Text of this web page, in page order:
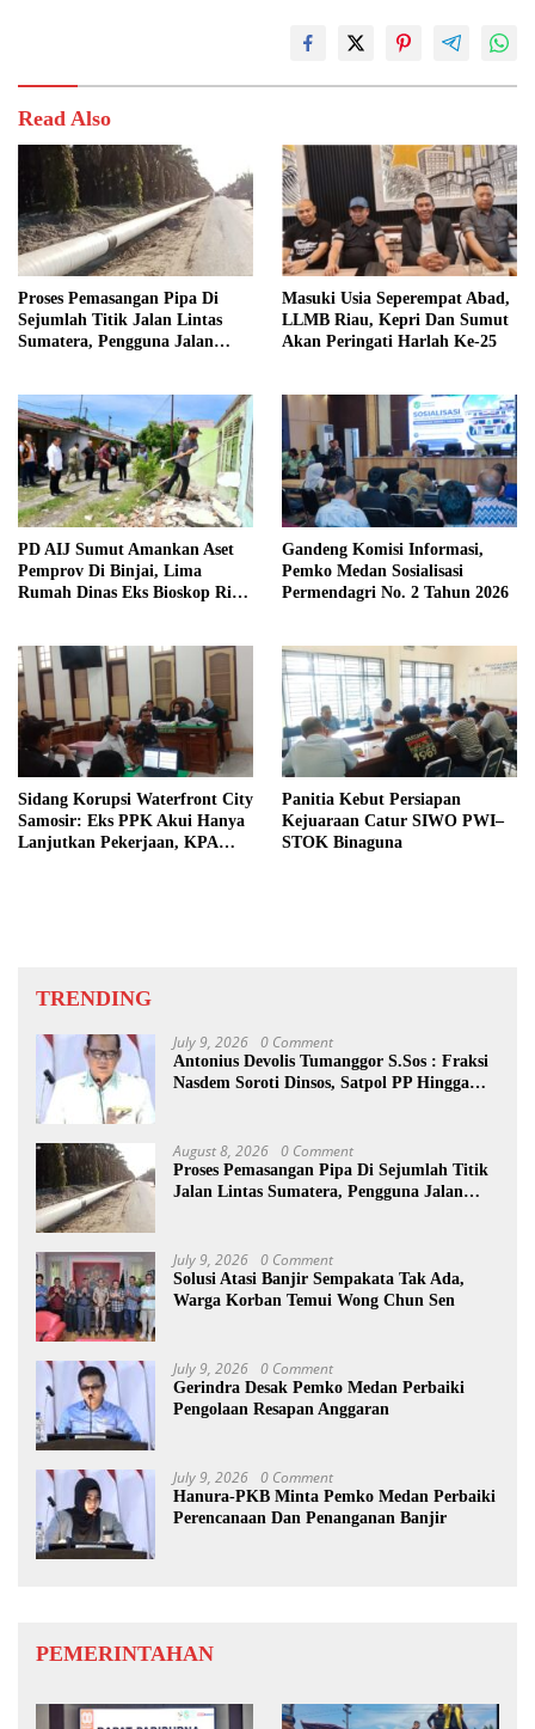
Read Also
Proses Pemasangan Pipa Di
Sejumlah Titik Jalan Lintas
Sumatera, Pengguna Jalan
Masuki Usia Seperempat Abad,
LLMB Riau, Kepri Dan Sumut
Akan Peringati Harlah Ke-25
PD AIJ Sumut Amankan Aset
Pemprov Di Binjai, Lima
Rumah Dinas Eks Bioskop Ria
Gandeng Komisi Informasi,
Pemko Medan Sosialisasi
Permendagri No. 2 Tahun 2026
Sidang Korupsi Waterfront City
Samosir: Eks PPK Akui Hanya
Lanjutkan Pekerjaan, KPA
Panitia Kebut Persiapan
Kejuaraan Catur SIWO PWI–
STOK Binaguna
TRENDING
July 9, 2026 0 Comment
Antonius Devolis Tumanggor S.Sos : Fraksi
Nasdem Soroti Dinsos, Satpol PP Hingga
August 8, 2026 0 Comment
Proses Pemasangan Pipa Di Sejumlah Titik
Jalan Lintas Sumatera, Pengguna Jalan
July 9, 2026 0 Comment
Solusi Atasi Banjir Sempakata Tak Ada,
Warga Korban Temui Wong Chun Sen
July 9, 2026 0 Comment
Gerindra Desak Pemko Medan Perbaiki
Pengolaan Resapan Anggaran
July 9, 2026 0 Comment
Hanura-PKB Minta Pemko Medan Perbaiki
Perencanaan Dan Penanganan Banjir
PEMERINTAHAN